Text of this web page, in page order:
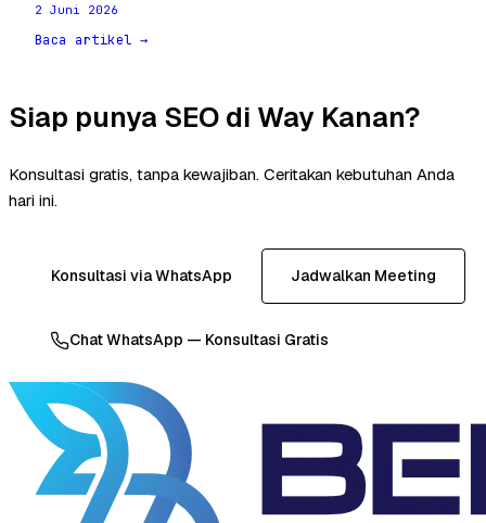
2 Juni 2026
Baca artikel →
Siap punya SEO di Way Kanan?
Konsultasi gratis, tanpa kewajiban. Ceritakan kebutuhan Anda
hari ini.
Konsultasi via WhatsApp Jadwalkan Meeting
Chat WhatsApp — Konsultasi Gratis